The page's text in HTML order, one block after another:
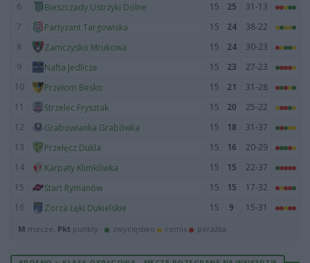
6
Bieszczady Ustrzyki Dolne 15 25
31-13
7
Partyzant Targowiska 15 24
38-22
8
Zamczysko Mrukowa 15 24
30-23
9
Nafta Jedlicze 15 23
27-23
10
Przełom Besko 15 21
31-28
11
Strzelec Frysztak 15 20
25-22
12
Grabowianka Grabówka 15 18
31-37
13
Przełęcz Dukla 15 16
20-29
14
Karpaty Klimkówka 15 15
22-37
15
Start Rymanów 15 15
17-32
16
Zorza Łęki Dukielskie 15 9 15-31
M mecze, Pkt punkty · zwycięstwo remis porażka